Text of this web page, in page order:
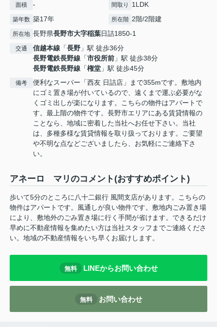
面積 - 間取り 1LDK
築年数 築17年 所在階 2階/2階建
所在地 長野県長野市大字稲葉日詰1850-1
交通 信越本線 「長野 」駅 徒歩36分
長野電鉄長野線 「市役所前 」駅 徒歩38分
長野電鉄長野線 「権堂 」駅 徒歩45分
備考
便利なスーパー「西友 日詰店」まで355mです。敷地内
にゴミ置き場が付いているので、遠くまで運ぶ必要がな
くゴミ出しが楽になります。こちらの物件はアパートで
す。最上階の物件です。長野市エリアにある賃貸情報の
ことなら、地域に密着した当社へお任せ下さい。当社
は、多種多様な賃貸情報を取り扱っております。ご要望
や不明な点などございましたら、お気軽にご連絡下さ
い。
アネーロ マリのコメント(おすすめポイント)
歩いて5分のところに八十二銀行 風間支店があります。こちらの
物件はアパートです。風通しが良い物件です。敷地内ごみ置き場
により、敷地外のごみ置き場に行く手間が省けます。できるだけ
早めに不動産情報を集めたい方は当社スタッフまでご連絡くださ
い。地域の不動産情報をいち早くお届けします。
無料 LINEからお問い合わせ
無料 お問い合わせ